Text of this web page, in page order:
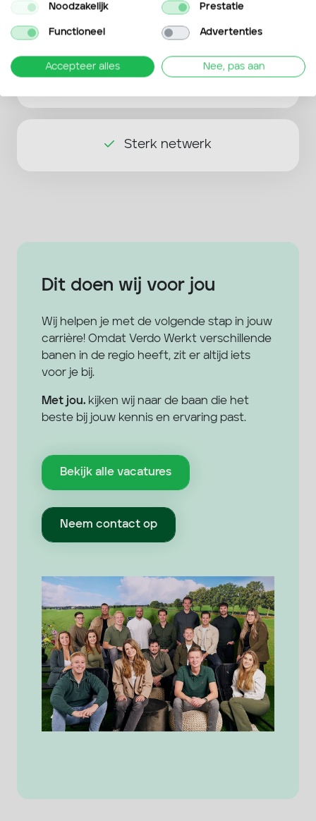
Altijd dichtbij
Praktisch
Sterk netwerk
Dit doen wij voor jou
Wij helpen je met de volgende stap in jouw
carrière! Omdat Verdo Werkt verschillende
banen in de regio heeft, zit er altijd iets
voor je bij.
Met jou. kijken wij naar de baan die het
beste bij jouw kennis en ervaring past.
Bekijk alle vacatures
Neem contact op
Noodzakelijk Prestatie
Functioneel Advertenties
Accepteer alles Nee, pas aan